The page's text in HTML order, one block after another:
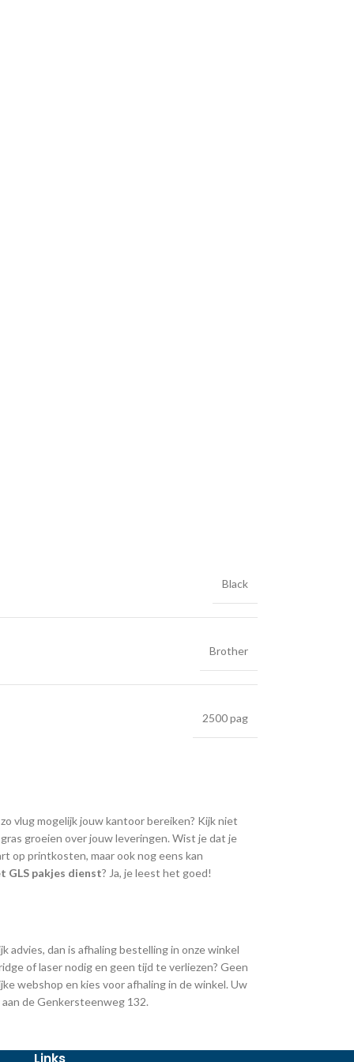
Black
Brother
2500 pag
vlug mogelijk jouw kantoor bereiken? Kijk niet
groeien over jouw leveringen. Wist je dat je
op printkosten, maar ook nog eens kan
GLS pakjes dienst? Ja, je leest het goed!
advies, dan is afhaling bestelling in onze winkel
of laser nodig en geen tijd te verliezen? Geen
webshop en kies voor afhaling in de winkel. Uw
de Genkersteenweg 132.